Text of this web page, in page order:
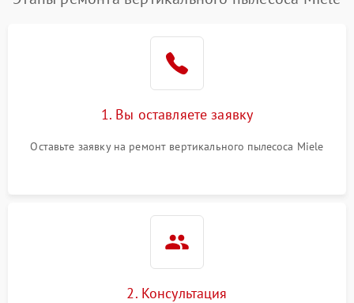
1. Вы оставляете заявку
Оставьте заявку на ремонт вертикального пылесоса Miele
2. Консультация